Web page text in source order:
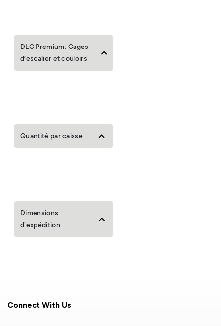
DLC Premium: Cages
d’escalier et couloirs
Quantité par caisse
Dimensions
d'expédition
Connect With Us